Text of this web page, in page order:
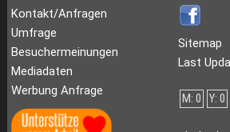
Kontakt/Anfragen
Umfrage
Besuchermeinungen
Mediadaten
Werbung Anfrage
Sitemap
Last
M: 0 Y: 0